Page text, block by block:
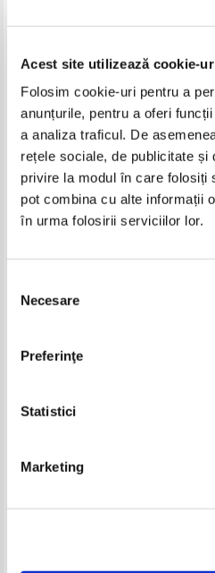
Acest site utilizează cookie-
Folosim cookie-uri pentru a
anunțurile, pentru a oferi
a analiza traficul. De
rețele sociale, de publicitate și
privire la modul în care folosiți
pot combina cu alte informații
în urma folosirii serviciilor lor.
consimțământului
Necesare
Preferinţe
Statistici
Marketing
Cristina Nicolaescu - Dictionarul
limbii engleze pentru afaceri
Pret:16,00Lei 10,40 Lei
Adaugă în coș
-35%
Irina Panovf - Dictionar roman-
Adaugă în coș